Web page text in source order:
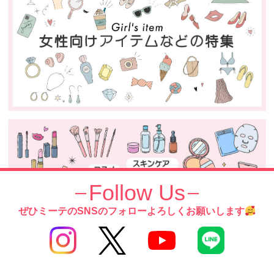
Follow Us
ぜひミーテのSNSのフォローよろしくお願いします